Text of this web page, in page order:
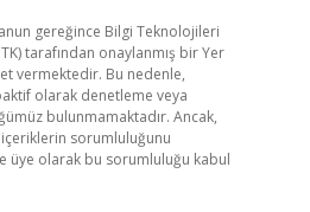
gereğince Bilgi Teknolojileri
tarafından onaylanmış bir Yer
vermektedir. Bu nedenle,
olarak denetleme veya
bulunmamaktadır. Ancak,
içeriklerin sorumluluğunu
üye olarak bu sorumluluğu kabul